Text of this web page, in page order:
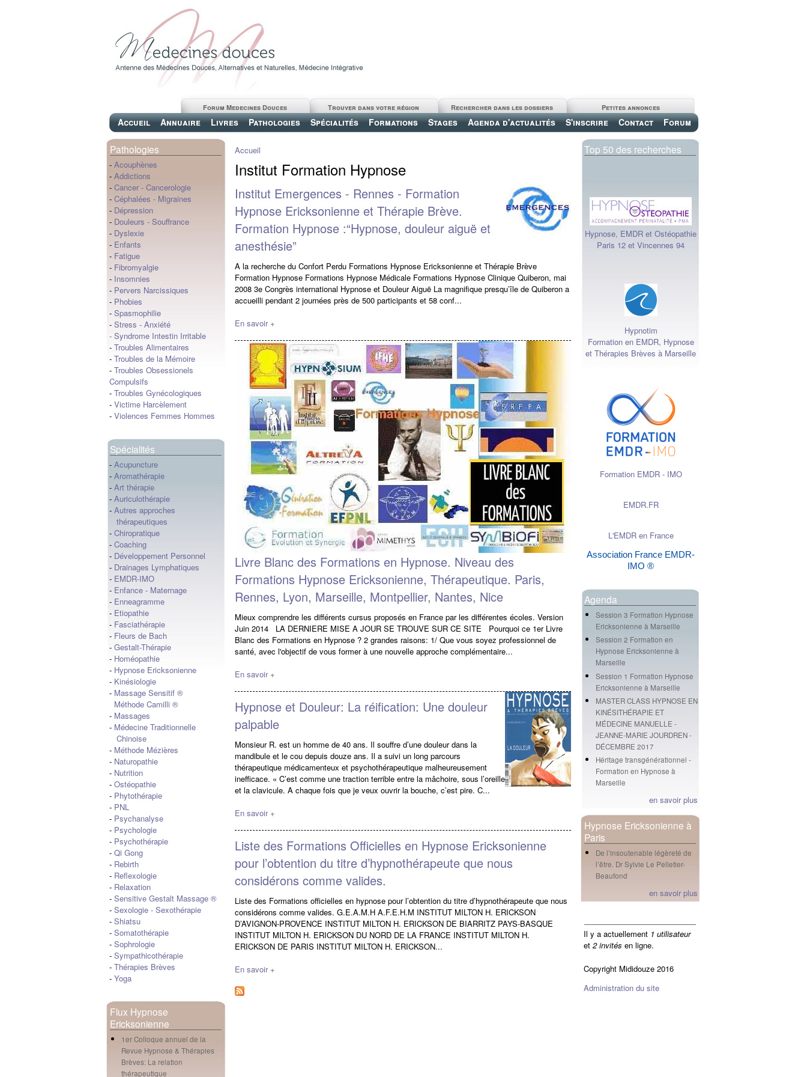
Accueil Annuaire Livres Pathologies Spécialités Formations Stages Agenda d'actualités S'inscrire Contact Forum
Petites annonces
Rechercher dans les dossiers
Trouver dans votre région
Forum Medecines Douces
Pathologies
- Acouphènes
- Addictions
- Cancer - Cancerologie
- Céphalées - Migraines
- Dépression
- Douleurs - Souffrance
- Dyslexie
- Enfants
- Fatigue
- Fibromyalgie
- Insomnies
- Pervers Narcissiques
- Phobies
- Spasmophilie
- Stress - Anxiété
- Syndrome Intestin Irritable
- Troubles Alimentaires
- Troubles de la Mémoire
- Troubles Obsessionels
Compulsifs
- Troubles Gynécologiques
- Victime Harcèlement
- Violences Femmes Hommes
Spécialités
- Acupuncture
- Aromathérapie
- Art thérapie
- Auriculothérapie
- Autres approches
thérapeutiques
- Chiropratique
- Coaching
- Développement Personnel
- Drainages Lymphatiques
- EMDR-IMO
- Enfance - Maternage
- Enneagramme
- Etiopathie
- Fasciathérapie
- Fleurs de Bach
- Gestalt-Thérapie
- Homéopathie
- Hypnose Ericksonienne
- Kinésiologie
- Massage Sensitif ®
Méthode Camilli ®
- Massages
- Médecine Traditionnelle
Chinoise
- Méthode Mézières
- Naturopathie
- Nutrition
- Ostéopathie
- Phytothérapie
- PNL
- Psychanalyse
- Psychologie
- Psychothérapie
- Qi Gong
- Rebirth
- Reflexologie
- Relaxation
- Sensitive Gestalt Massage ®
- Sexologie - Sexothérapie
- Shiatsu
- Somatothérapie
- Sophrologie
- Sympathicothérapie
- Thérapies Brèves
- Yoga
Flux Hypnose
Ericksonienne
1er Colloque annuel de la
Revue Hypnose & Thérapies
Brèves: La relation
thérapeutique
Accueil
Institut Formation Hypnose
Institut Emergences - Rennes - Formation
Hypnose Ericksonienne et Thérapie Brève.
Formation Hypnose :“Hypnose, douleur aiguë et
anesthésie”
A la recherche du Confort Perdu Formations Hypnose Ericksonienne et Thérapie Brève
Formation Hypnose Formations Hypnose Médicale Formations Hypnose Clinique Quiberon, mai
2008 3e Congrès international Hypnose et Douleur Aiguë La magnifique presqu’île de Quiberon a
accueilli pendant 2 journées près de 500 participants et 58 conf...
En savoir +
Livre Blanc des Formations en Hypnose. Niveau des
Formations Hypnose Ericksonienne, Thérapeutique. Paris,
Rennes, Lyon, Marseille, Montpellier, Nantes, Nice
Mieux comprendre les différents cursus proposés en France par les différentes écoles. Version
Juin 2014 LA DERNIERE MISE A JOUR SE TROUVE SUR CE SITE Pourquoi ce 1er Livre
Blanc des Formations en Hypnose ? 2 grandes raisons: 1/ Que vous soyez professionnel de
santé, avec l'objectif de vous former à une nouvelle approche complémentaire...
En savoir +
Hypnose et Douleur: La réification: Une douleur
palpable
Monsieur R. est un homme de 40 ans. Il souffre d’une douleur dans la
mandibule et le cou depuis douze ans. Il a suivi un long parcours
thérapeutique médicamenteux et psychothérapeutique malheureusement
inefficace. « C’est comme une traction terrible entre la mâchoire, sous l’oreille
et la clavicule. A chaque fois que je veux ouvrir la bouche, c’est pire. C...
En savoir +
Liste des Formations Officielles en Hypnose Ericksonienne
pour l’obtention du titre d’hypnothérapeute que nous
considérons comme valides.
Liste des Formations officielles en hypnose pour l’obtention du titre d’hypnothérapeute que nous
considérons comme valides. G.E.A.M.H A.F.E.H.M INSTITUT MILTON H. ERICKSON
D’AVIGNON-PROVENCE INSTITUT MILTON H. ERICKSON DE BIARRITZ PAYS-BASQUE
INSTITUT MILTON H. ERICKSON DU NORD DE LA FRANCE INSTITUT MILTON H.
ERICKSON DE PARIS INSTITUT MILTON H. ERICKSON...
En savoir +
Top 50 des recherches
Hypnose, EMDR et Ostéopathie
Paris 12 et Vincennes 94
Hypnotim
Formation en EMDR, Hypnose
et Thérapies Brèves à Marseille
Formation EMDR - IMO
EMDR.FR
L'EMDR en France
Association France EMDR-
IMO ®
Agenda
Session 3 Formation Hypnose
Ericksonienne à Marseille
Session 2 Formation en
Hypnose Ericksonienne à
Marseille
Session 1 Formation Hypnose
Ericksonienne à Marseille
MASTER CLASS HYPNOSE EN
KINÉSITHÉRAPIE ET
MÉDECINE MANUELLE -
JEANNE-MARIE JOURDREN -
DÉCEMBRE 2017
Héritage transgénérationnel -
Formation en Hypnose à
Marseille
en savoir plus
Hypnose Ericksonienne à
Paris
De l’insoutenable légèreté de
l’être. Dr Sylvie Le Pelletier-
Beaufond
en savoir plus
Il y a actuellement 1 utilisateur
et 2 invités en ligne.
Copyright Mididouze 2016
Administration du site